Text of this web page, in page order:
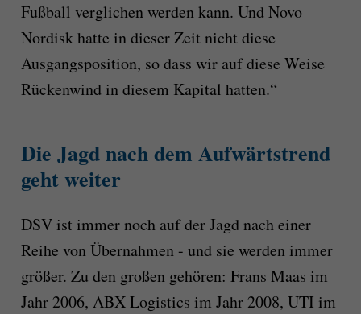
Fußball verglichen werden kann. Und Novo
Nordisk hatte in dieser Zeit nicht diese
Ausgangsposition, so dass wir auf diese Weise
Rückenwind in diesem Kapital hatten.“
Die Jagd nach dem Aufwärtstrend
geht weiter
DSV ist immer noch auf der Jagd nach einer
Reihe von Übernahmen - und sie werden immer
größer. Zu den großen gehören: Frans Maas im
Jahr 2006, ABX Logistics im Jahr 2008, UTI im